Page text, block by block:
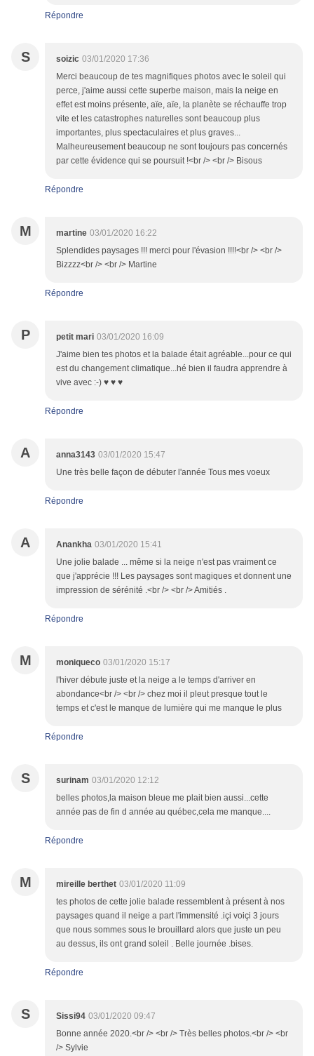
Répondre
S soizic 03/01/2020 17:36
Merci beaucoup de tes magnifiques photos avec le soleil qui
perce, j'aime aussi cette superbe maison, mais la neige en
effet est moins présente, aïe, aïe, la planète se réchauffe trop
vite et les catastrophes naturelles sont beaucoup plus
importantes, plus spectaculaires et plus graves...
Malheureusement beaucoup ne sont toujours pas concernés
par cette évidence qui se poursuit !<br /> <br /> Bisous
Répondre
M martine 03/01/2020 16:22
Splendides paysages !!! merci pour l'évasion !!!!<br /> <br />
Bizzzz<br /> <br /> Martine
Répondre
P petit mari 03/01/2020 16:09
J'aime bien tes photos et la balade était agréable...pour ce qui
est du changement climatique...hé bien il faudra apprendre à
vive avec :-) ♥ ♥ ♥
Répondre
A anna3143 03/01/2020 15:47
Une très belle façon de débuter l'année Tous mes voeux
Répondre
A Anankha 03/01/2020 15:41
Une jolie balade ... même si la neige n'est pas vraiment ce
que j'apprécie !!! Les paysages sont magiques et donnent une
impression de sérénité .<br /> <br /> Amitiés .
Répondre
M moniqueco 03/01/2020 15:17
l'hiver débute juste et la neige a le temps d'arriver en
abondance<br /> <br /> chez moi il pleut presque tout le
temps et c'est le manque de lumière qui me manque le plus
Répondre
S surinam 03/01/2020 12:12
belles photos,la maison bleue me plait bien aussi...cette
année pas de fin d année au québec,cela me manque....
Répondre
M mireille berthet 03/01/2020 11:09
tes photos de cette jolie balade ressemblent à présent à nos
paysages quand il neige a part l'immensité .içi voiçi 3 jours
que nous sommes sous le brouillard alors que juste un peu
au dessus, ils ont grand soleil . Belle journée .bises.
Répondre
S Sissi94 03/01/2020 09:47
Bonne année 2020.<br /> <br /> Très belles photos.<br /> <br
/> Sylvie